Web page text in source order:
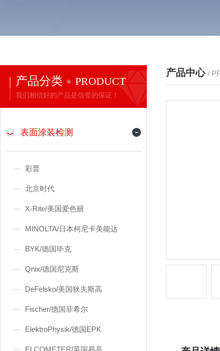
产品分类 PRODUCT
我们相信好的产品是信誉的保证！
表面涂装检测
彩普
北京时代
X-Rite/美国爱色丽
MINOLTA/日本柯尼卡美能达
BYK/德国毕克
Qnix/德国尼克斯
DeFelsko/美国狄夫斯高
Fischer/德国菲希尔
ElektroPhysik/德国EPK
ELCOMETER/英国易高
产品中心 /